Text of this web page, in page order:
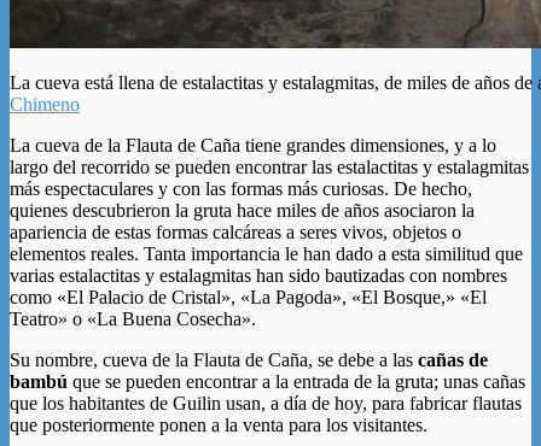
La cueva está llena de estalactitas y estalagmitas, de miles de años
Chimeno
La cueva de la Flauta de Caña tiene grandes dimensiones, y a lo
largo del recorrido se pueden encontrar las estalactitas y estalagmitas
más espectaculares y con las formas más curiosas. De hecho,
quienes descubrieron la gruta hace miles de años asociaron la
apariencia de estas formas calcáreas a seres vivos, objetos o
elementos reales. Tanta importancia le han dado a esta similitud que
varias estalactitas y estalagmitas han sido bautizadas con nombres
como «El Palacio de Cristal», «La Pagoda», «El Bosque,» «El
Teatro» o «La Buena Cosecha».
Su nombre, cueva de la Flauta de Caña, se debe a las cañas de
bambú que se pueden encontrar a la entrada de la gruta; unas cañas
que los habitantes de Guilin usan, a día de hoy, para fabricar flautas
que posteriormente ponen a la venta para los visitantes.